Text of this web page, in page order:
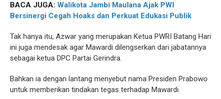
BACA JUGA: Walikota Jambi Maulana Ajak PWI
Bersinergi Cegah Hoaks dan Perkuat Edukasi Publik
Tak hanya itu, Azwar yang merupakan Ketua PWRI Batang Hari
ini juga mendesak agar Mawardi dilengserkan dari jabatannya
sebagai ketua DPC Partai Gerindra.
Bahkan ia dengan lantang menyebut nama Presiden Prabowo
untuk memberikan tindakan tegas terhadap Mawardi.